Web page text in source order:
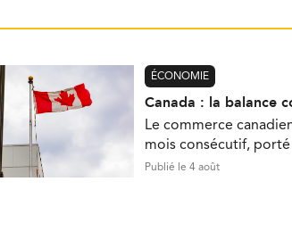
ÉCONOMIE
Canada : la balance
Le commerce
mois consécutif,
Publié le 4 août